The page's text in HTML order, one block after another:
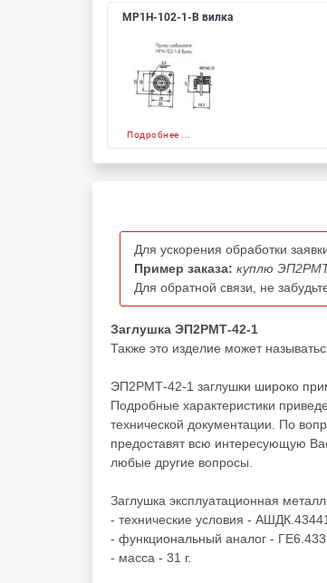
МР1Н-102-1-В вилка
Подробнее ...
Для ускорения обработки
Пример заказа: куплю
Для обратной связи, не
Заглушка ЭП2РМТ-42-1
Также это изделие может
ЭП2РМТ-42-1 заглушки широко
Подробные характеристики
технической документации. По
предоставят всю интересующую
любые другие вопросы.
Заглушка эксплуатационная
- технические условия -
- функциональный аналог -
- масса - 31 г.